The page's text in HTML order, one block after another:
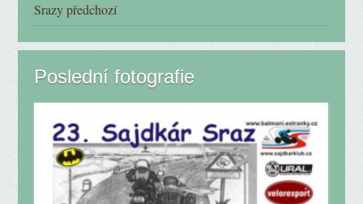
Srazy předchozí
Poslední fotografie